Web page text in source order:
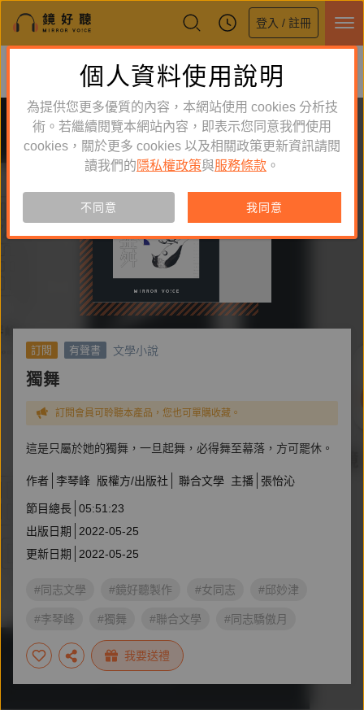
登入 / 註冊
鏡好聽全新APP上線
體驗全面升級，即刻下載
訂閱 有聲書 文學小說
獨舞
訂閱會員可聆聽本產品，您也可單購收藏。
這是只屬於她的獨舞，一旦起舞，必得舞至幕落，方可罷休。
作者 李琴峰 版權方/出版社 聯合文學 主播 張怡沁
節目總長 05:51:23
出版日期
2022-05-25
更新日期
2022-05-25
#同志文學 #鏡好聽製作 #女同志 #邱妙津
#李琴峰 #獨舞 #聯合文學 #同志驕傲月
我要送禮
個人資料使用說明
為提供您更多優質的內容，本網站使用 cookies 分析技
術。若繼續閱覽本網站內容，即表示您同意我們使用
cookies，關於更多 cookies 以及相關政策更新資訊請閱
讀我們的 隱私權政策與服務條款 。
不同意 我同意